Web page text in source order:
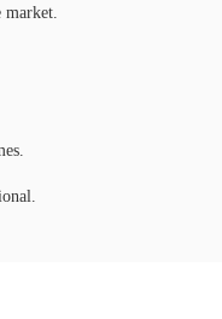
market.